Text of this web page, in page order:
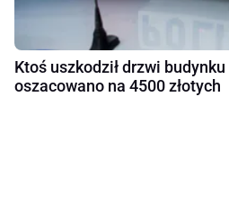
Ktoś uszkodził drzwi budynku
oszacowano na 4500 złotych